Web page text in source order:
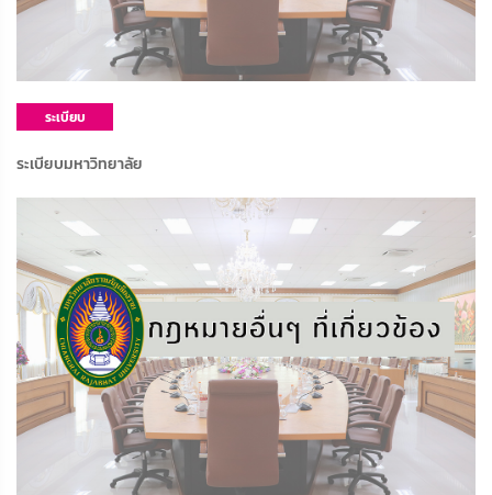
ระเบียบ
ระเบียบมหาวิทยาลัย